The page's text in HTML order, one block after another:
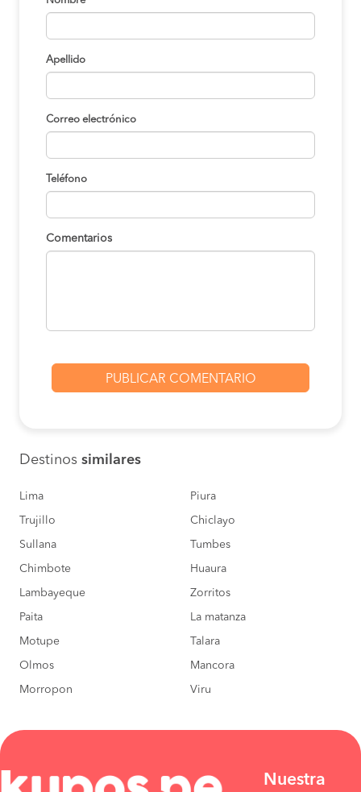
Lima a Chulucanas S/70
COMPRAR
Lima a Chulucanas S/70
COMPRAR
La Matanza a
S/200
Huacho a Chulucanas
Huacho a Chulucanas
Apellido
Correo electrónico
Teléfono
Comentarios
Destinos similares
Lima Piura
Trujillo Chiclayo
Sullana Tumbes
Chimbote Huaura
Lambayeque Zorritos
Paita La matanza
Motupe Talara
Olmos Mancora
Morropon Viru
Nuestra